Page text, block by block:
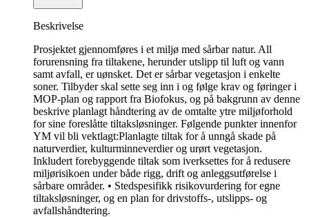
Beskrivelse
Prosjektet gjennomføres i et miljø med sårbar natur. All
forurensning fra tiltakene, herunder utslipp til luft og vann
samt avfall, er uønsket. Det er sårbar vegetasjon i enkelte
soner. Tilbyder skal sette seg inn i og følge krav og føringer i
MOP-plan og rapport fra Biofokus, og på bakgrunn av denne
beskrive planlagt håndtering av de omtalte ytre miljøforhold
for sine foreslåtte tiltaksløsninger. Følgende punkter innenfor
YM vil bli vektlagt:Planlagte tiltak for å unngå skade på
naturverdier, kulturminneverdier og urørt vegetasjon.
Inkludert forebyggende tiltak som iverksettes for å redusere
miljørisikoen under både rigg, drift og anleggsutførelse i
sårbare områder. • Stedspesifikk risikovurdering for egne
tiltaksløsninger, og en plan for drivstoffs-, utslipps- og
avfallshåndtering.